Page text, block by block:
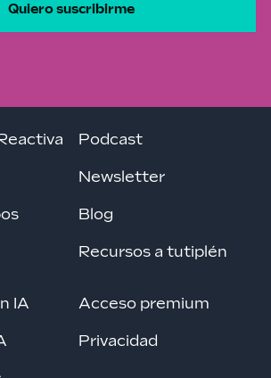
Quiero suscribirme
Podcast
Newsletter
Blog
Recursos a tutiplén
IA Acceso premium
Privacidad